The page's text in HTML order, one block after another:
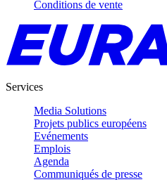
Conditions de vente
Services
Media Solutions
Projets publics européens
Evénements
Emplois
Agenda
Communiqués de presse